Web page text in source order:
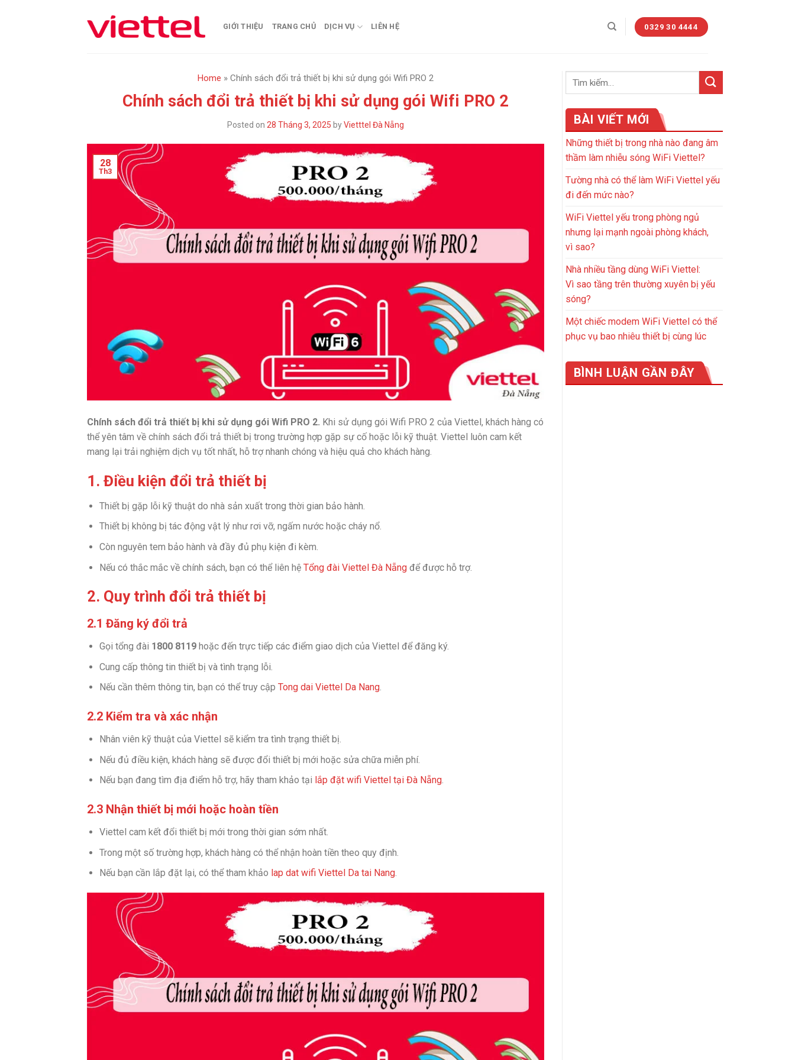
GIỚI THIỆU TRANG CHỦ DỊCH VỤ LIÊN HỆ 0329 30 4444
Home » Chính sách đổi trả thiết bị khi sử dụng gói Wifi PRO 2
Chính sách đổi trả thiết bị khi sử dụng gói Wifi PRO 2
Posted on 28 Tháng 3, 2025 byVietttel Đà Nẵng
28
Th3
Chính sách đổi trả thiết bị khi sử dụng gói Wifi PRO 2. Khi sử dụng gói Wifi PRO 2 của Viettel, khách hàng có
thể yên tâm về chính sách đổi trả thiết bị trong trường hợp gặp sự cố hoặc lỗi kỹ thuật. Viettel luôn cam kết
mang lại trải nghiệm dịch vụ tốt nhất, hỗ trợ nhanh chóng và hiệu quả cho khách hàng.
1. Điều kiện đổi trả thiết bị
Thiết bị gặp lỗi kỹ thuật do nhà sản xuất trong thời gian bảo hành.
Thiết bị không bị tác động vật lý như rơi vỡ, ngấm nước hoặc cháy nổ.
Còn nguyên tem bảo hành và đầy đủ phụ kiện đi kèm.
Nếu có thắc mắc về chính sách, bạn có thể liên hệ Tổng đài Viettel Đà Nẵngđể được hỗ trợ.
2. Quy trình đổi trả thiết bị
2.1 Đăng ký đổi trả
Gọi tổng đài 1800 8119hoặc đến trực tiếp các điểm giao dịch của Viettel để đăng ký.
Cung cấp thông tin thiết bị và tình trạng lỗi.
Nếu cần thêm thông tin, bạn có thể truy cập Tong dai Viettel Da Nang.
2.2 Kiểm tra và xác nhận
Nhân viên kỹ thuật của Viettel sẽ kiểm tra tình trạng thiết bị.
Nếu đủ điều kiện, khách hàng sẽ được đổi thiết bị mới hoặc sửa chữa miễn phí.
Nếu bạn đang tìm địa điểm hỗ trợ, hãy tham khảo tại lắp đặt wifi Viettel tại Đà Nẵng.
2.3 Nhận thiết bị mới hoặc hoàn tiền
Viettel cam kết đổi thiết bị mới trong thời gian sớm nhất.
Trong một số trường hợp, khách hàng có thể nhận hoàn tiền theo quy định.
Nếu bạn cần lắp đặt lại, có thể tham khảo lap dat wifi Viettel Da tai Nang.
BÀI VIẾT MỚI
Những thiết bị trong nhà nào đang âm
thầm làm nhiễu sóng WiFi Viettel?
Tường nhà có thể làm WiFi Viettel yếu
đi đến mức nào?
WiFi Viettel yếu trong phòng ngủ
nhưng lại mạnh ngoài phòng khách,
vì sao?
Nhà nhiều tầng dùng WiFi Viettel:
Vì sao tầng trên thường xuyên bị yếu
sóng?
Một chiếc modem WiFi Viettel có thể
phục vụ bao nhiêu thiết bị cùng lúc
BÌNH LUẬN GẦN ĐÂY